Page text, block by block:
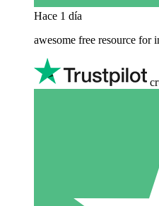
Hace 1 día
awesome free resource for